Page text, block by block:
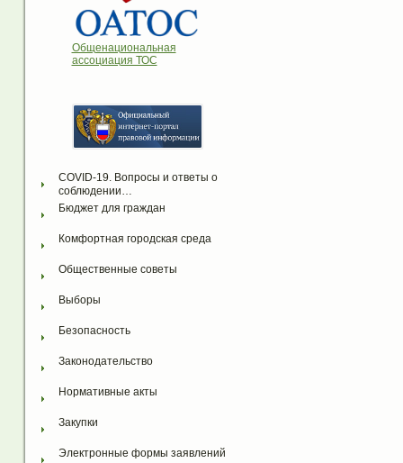
Общенациональная
ассоциация ТОС
COVID-19. Вопросы и ответы о
соблюдении…
Бюджет для граждан
Комфортная городская среда
Общественные советы
Выборы
Безопасность
Законодательство
Нормативные акты
Закупки
Электронные формы заявлений